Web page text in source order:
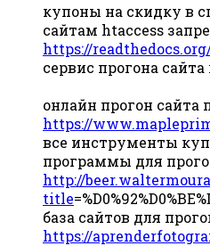
купоны на скидку в
сайтам htaccess
https://
сервис прогона
онлайн прогон сайта
https://
все инструменты
программы для
http://
title
база сайтов для
https://